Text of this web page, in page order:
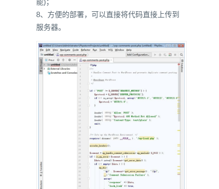
8、方便的部署，可以直接将代码直接上传到
服务器。